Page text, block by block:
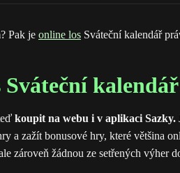
Pak je online los Sváteční kalendář
koupit na webu i v aplikaci Sazky.
a zažít bonusové hry, které většina
zároveň žádnou ze setřených výher